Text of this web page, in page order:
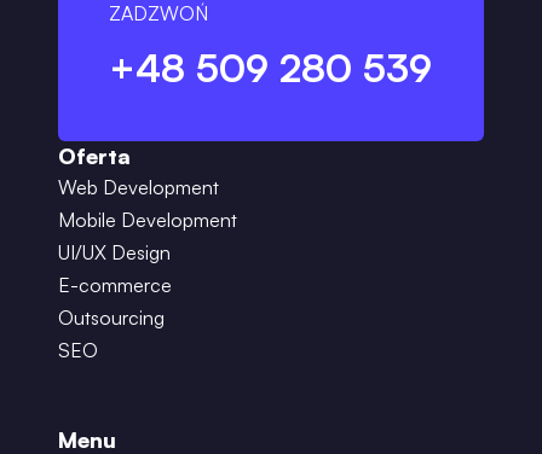
ZADZWOŃ
+48 509 280 539
Oferta
Web Development
Mobile Development
UI/UX Design
E-commerce
Outsourcing
SEO
Menu